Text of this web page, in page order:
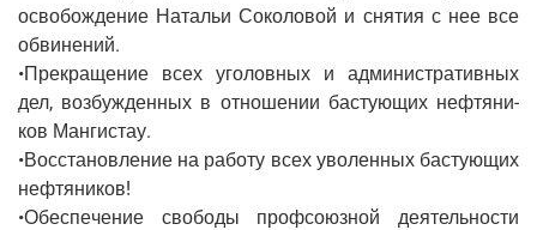
осво­бож­де­ние Ната­льи Соко­ло­вой и сня­тия с нее все
обви­не­ний.
•Пре­кра­ще­ние всех уго­лов­ных и адми­ни­стра­тив­ных
дел, воз­буж­ден­ных в отно­ше­нии басту­ю­щих неф­тя­ни­
ков Ман­ги­стау.
•Вос­ста­нов­ле­ние на рабо­ту всех уво­лен­ных басту­ю­щих
неф­тя­ни­ков!
•Обес­пе­че­ние сво­бо­ды проф­со­юз­ной дея­тель­но­сти